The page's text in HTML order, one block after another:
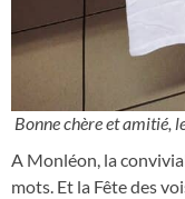
Bonne chère et amitié,
A Monléon, la
mots. Et la Fête des